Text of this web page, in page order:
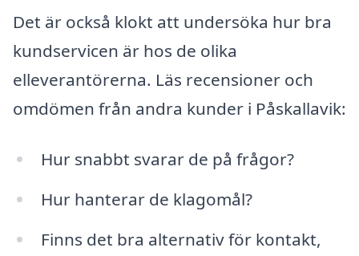
Det är också klokt att undersöka hur bra
kundservicen är hos de olika
elleverantörerna. Läs recensioner och
omdömen från andra kunder i Påskallavik:
Hur snabbt svarar de på frågor?
Hur hanterar de klagomål?
Finns det bra alternativ för kontakt,